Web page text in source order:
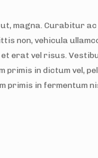
magna. Curabitur
non, vehicula
erat vel risus.
in dictum vel,
in fermentum